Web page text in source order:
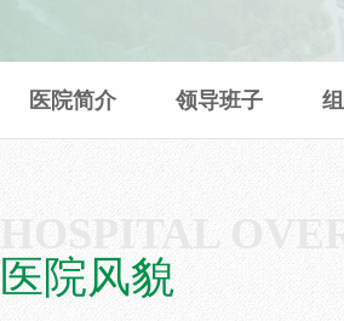
医院简介 领导班子
HOSPITAL
医院风貌